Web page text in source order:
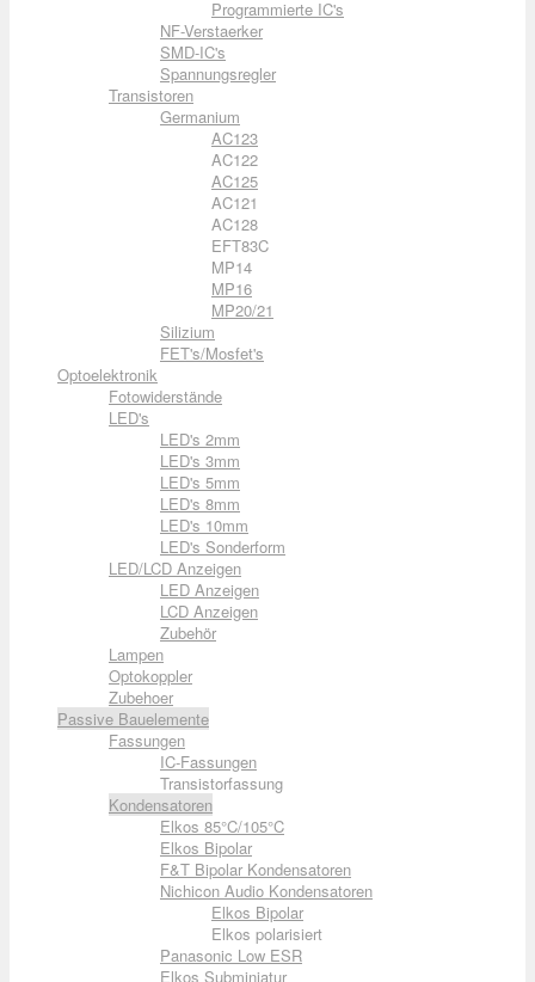
Programmierte IC's
NF-Verstaerker
SMD-IC's
Spannungsregler
Transistoren
Germanium
AC123
AC122
AC125
AC121
AC128
EFT83C
MP14
MP16
MP20/21
Silizium
FET's/Mosfet's
Optoelektronik
Fotowiderstände
LED's
LED's 2mm
LED's 3mm
LED's 5mm
LED's 8mm
LED's 10mm
LED's Sonderform
LED/LCD Anzeigen
LED Anzeigen
LCD Anzeigen
Zubehör
Lampen
Optokoppler
Zubehoer
Passive Bauelemente
Fassungen
IC-Fassungen
Transistorfassung
Kondensatoren
Elkos 85°C/105°C
Elkos Bipolar
F&T Bipolar Kondensatoren
Nichicon Audio Kondensatoren
Elkos Bipolar
Elkos polarisiert
Panasonic Low ESR
Elkos Subminiatur